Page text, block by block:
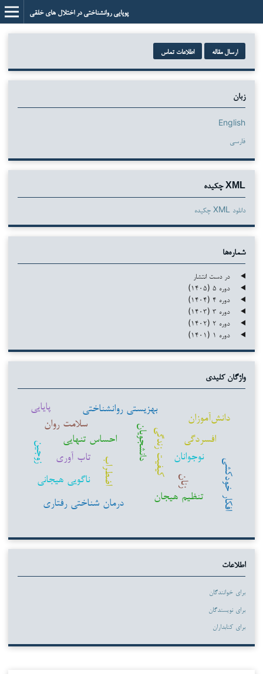
پویایی روانشناختی در اختلال های خلقی
ارسال مقاله اطلاعات تماس
زبان
English
فارسی
XML چکیده
دانلود XML چکیده
شماره‌ها
در دست انتشار
دوره ۵ (۱۴۰۵)
دوره ۴ (۱۴۰۴)
دوره ۳ (۱۴۰۳)
دوره ۲ (۱۴۰۲)
دوره ۱ (۱۴۰۱)
واژگان کلیدی
اضطراب
دانشجویانکیفیت زندگی نوجوانان
افسردگی
بهزیستی روانشناختی
دانش‌آموزان
زنان
تنظیم هیجان
درمان شناختی رفتاری
ناگویی هیجانی
احساس تنهایی
زوجین
افکار خودکشی
تاب آوری
سلامت روان
پایایی
اطلاعات
برای خوانندگان
برای نویسندگان
برای کتابداران